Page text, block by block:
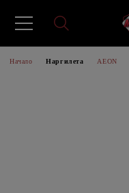
Начало Наргилета AEON